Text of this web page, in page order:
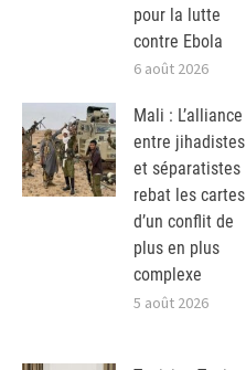
pour la lutte
contre Ebola
6 août 2026
Mali : L’alliance
entre jihadistes
et séparatistes
rebat les cartes
d’un conflit de
plus en plus
complexe
5 août 2026